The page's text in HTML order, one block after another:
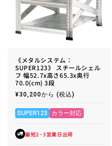
《メタルシステム：
SUPER123》 スチールシェル
フ 幅52.7x高さ65.3x奥行
70.0(cm) 3段
通
価
格
¥30,200から (税込)
SUPER123 カラー対応
最短2~3営業日出荷